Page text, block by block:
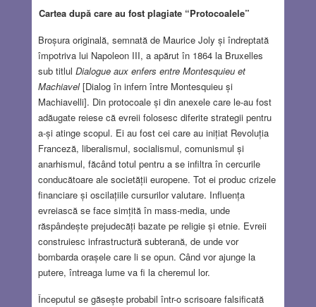
Cartea după care au fost plagiate “Protocoalele”
Broșura originală, semnată de Maurice Joly și îndreptată
împotriva lui Napoleon III, a apărut în 1864 la Bruxelles
sub titlul Dialogue aux enfers entre Montesquieu et
Machiavel[Dialog în infern între Montesquieu și
Machiavelli]. Din protocoale și din anexele care le-au fost
adăugate reiese că evreii folosesc diferite strategii pentru
a-și atinge scopul. Ei au fost cei care au inițiat Revoluția
Franceză, liberalismul, socialismul, comunismul și
anarhismul, făcând totul pentru a se infiltra în cercurile
conducătoare ale societății europene. Tot ei produc crizele
financiare și oscilațiile cursurilor valutare. Influența
evreiască se face simțită în mass-media, unde
răspândește prejudecăți bazate pe religie și etnie. Evreii
construiesc infrastructură subterană, de unde vor
bombarda orașele care li se opun. Când vor ajunge la
putere, întreaga lume va fi la cheremul lor.
Începutul se găsește probabil într-o scrisoare falsificată